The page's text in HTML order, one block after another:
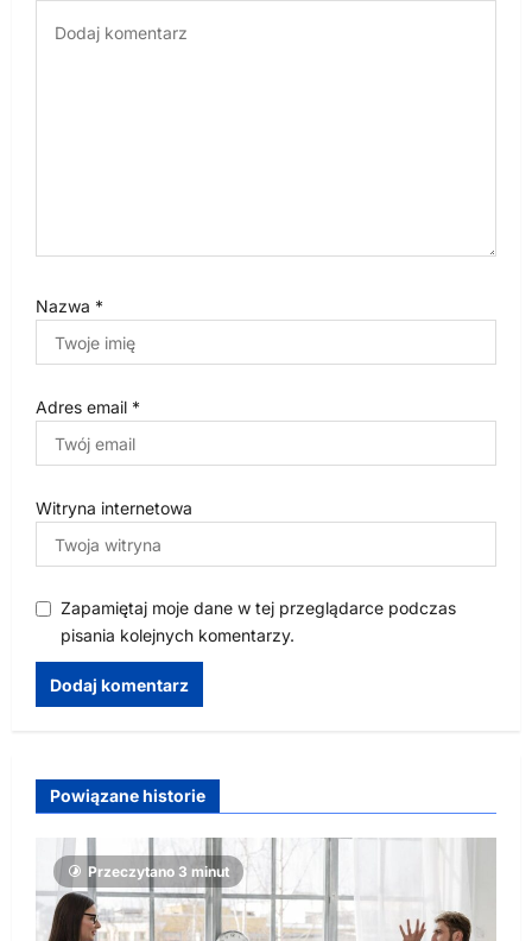
Nazwa *
Adres email *
Witryna internetowa
Zapamiętaj moje dane w tej przeglądarce podczas
pisania kolejnych komentarzy.
Powiązane historie
Przeczytano 3 minut